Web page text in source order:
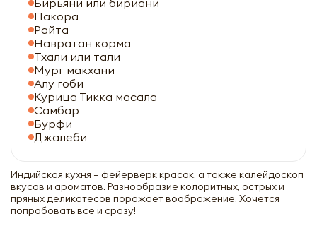
Индийская кухня – фейерверк красок, а также калейдоскоп
вкусов и ароматов. Разнообразие колоритных, острых и
пряных деликатесов поражает воображение. Хочется
попробовать все и сразу!
Бирьяни или бириани
Пакора
Райта
Навратан корма
Тхали или тали
Мург макхани
Алу гоби
Курица Тикка масала
Самбар
Бурфи
Джалеби